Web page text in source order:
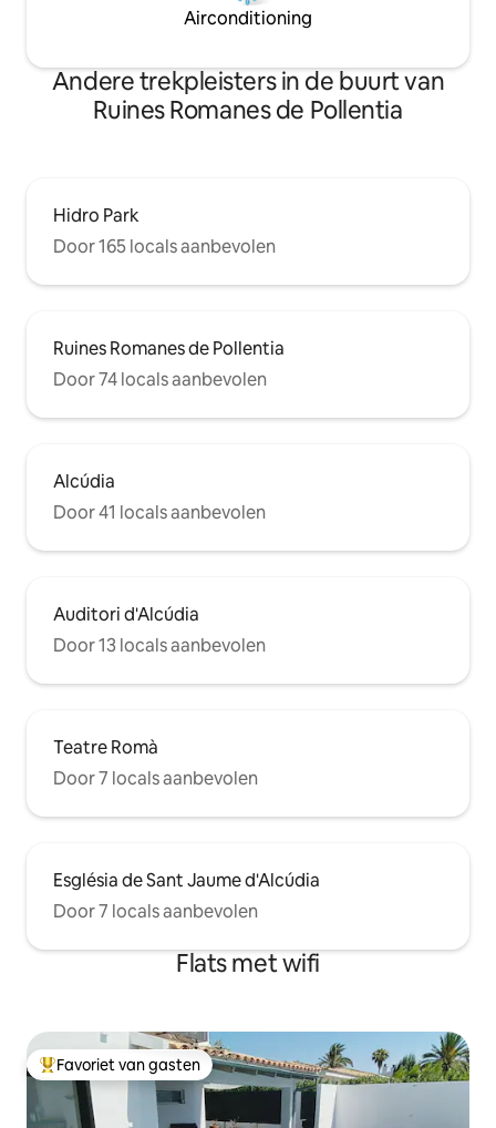
Airconditioning
Andere trekpleisters in de buurt van
Ruines Romanes de Pollentia
Hidro Park
Door 165 locals aanbevolen
Ruines Romanes de Pollentia
Door 74 locals aanbevolen
Alcúdia
Door 41 locals aanbevolen
Auditori d'Alcúdia
Door 13 locals aanbevolen
Teatre Romà
Door 7 locals aanbevolen
Església de Sant Jaume d'Alcúdia
Door 7 locals aanbevolen
Flats met wifi
Topfavoriet van gasten
Favoriet van gasten